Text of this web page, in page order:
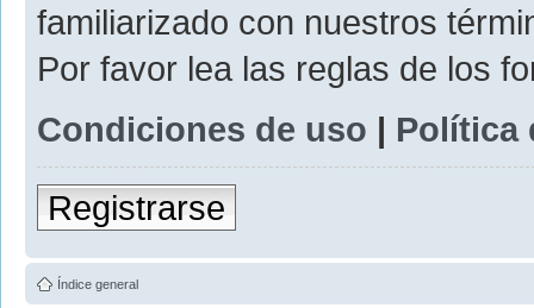
familiarizado con nuestros
Por favor lea las reglas de los
Condiciones de uso | Política
Registrarse
Índice general